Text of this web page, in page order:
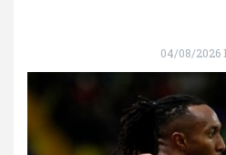
04/08/2026